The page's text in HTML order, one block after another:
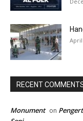
April
RECENT
Monument on